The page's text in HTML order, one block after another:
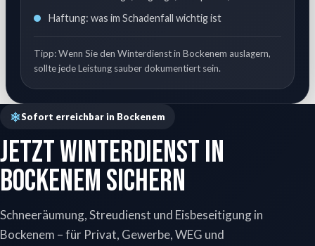
Haftung: was im Schadenfall wichtig ist
Tipp: Wenn Sie den Winterdienst in Bockenem auslagern,
sollte jede Leistung sauber dokumentiert sein.
Sofort erreichbar in Bockenem
Jetzt Winterdienst in
Bockenem sichern
Schneeräumung, Streudienst und Eisbeseitigung in
Bockenem – für Privat, Gewerbe, WEG und